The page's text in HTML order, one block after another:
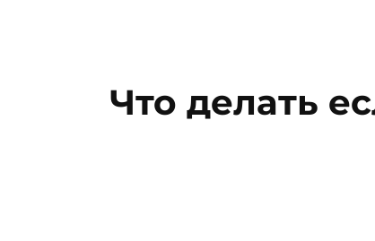
Что делать